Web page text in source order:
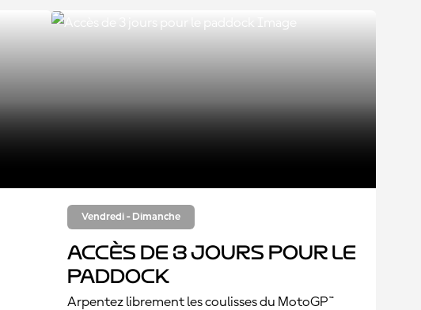
Vendredi - Dimanche
Accès de 3 jours pour le
paddock
Arpentez librement les coulisses du MotoGP™